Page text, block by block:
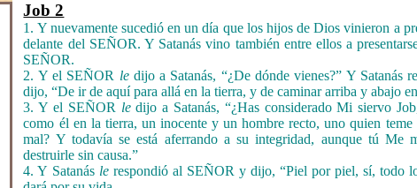
Job 2
1. Y nuevamente sucedió en un día que los hijos de Dios vinieron a
delante del SEÑOR. Y Satanás vino también entre ellos a
SEÑOR.
2. Y el SEÑOR ledijo a Satanás, “¿De dónde vienes?” Y Satanás
dijo, “De ir de aquí para allá en la tierra, y de caminar arriba y abajo
3. Y el SEÑOR ledijo a Satanás, “¿Has considerado Mi siervo
como él en la tierra, un inocente y un hombre recto, uno quien teme
mal? Y todavía se está aferrando a su integridad, aunque tú Me
destruirle sin causa.”
4. Y Satanás lerespondió al SEÑOR y dijo, “Piel por piel, sí, todo